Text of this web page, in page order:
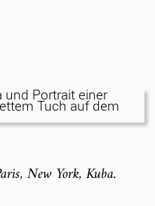
New York, Kuba.